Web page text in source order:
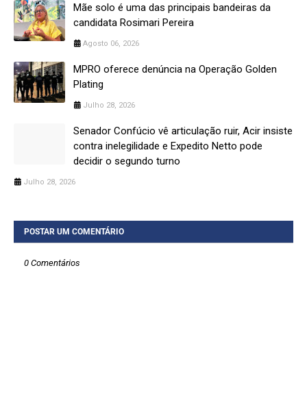
Mãe solo é uma das principais bandeiras da
candidata Rosimari Pereira
Agosto 06, 2026
MPRO oferece denúncia na Operação Golden
Plating
Julho 28, 2026
Senador Confúcio vê articulação ruir, Acir insiste
contra inelegilidade e Expedito Netto pode
decidir o segundo turno
Julho 28, 2026
POSTAR UM COMENTÁRIO
0 Comentários